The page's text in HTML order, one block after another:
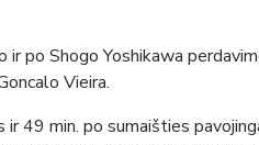
po Shogo Yoshikawa
Vieira.
49 min. po sumaišties